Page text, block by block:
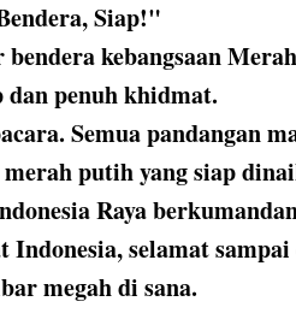
Siap!"
kebangsaan
dan penuh khidmat.
Semua pandangan
putih yang siap
Raya
Indonesia, selamat
megah di sana.